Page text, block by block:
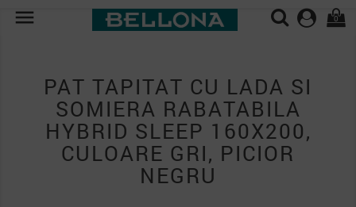
 0
PAT TAPITAT CU LADA SI
SOMIERA RABATABILA
HYBRID SLEEP 160X200,
CULOARE GRI, PICIOR
NEGRU